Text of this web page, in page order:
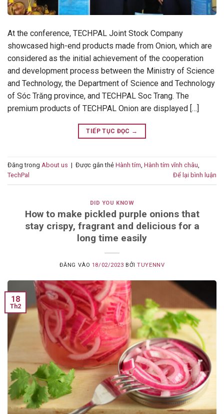
At the conference, TECHPAL Joint Stock Company
showcased high-end products made from Onion, which are
considered as the initial achievement of the cooperation
and development process between the Ministry of Science
and Technology, the Department of Science and Technology
of Sóc Trăng province, and TECHPAL Soc Trang. The
premium products of TECHPAL Onion are displayed […]
TIẾP TỤC ĐỌC →
Đăng trong About us | Được gắn thẻ Hành tím, Hành tím vĩnh châu,
TechPal
Để lại bình luận
DID YOU KNOW
How to make pickled purple onions that
stay crispy, fragrant and delicious for a
long time easily
ĐĂNG VÀO 18/02/2023 BỞITUYENNV
18
Th2